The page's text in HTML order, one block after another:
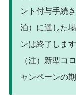
ント付与手続
泊）に達した
ンは終了します
（注）新型コ
ャンペーンの